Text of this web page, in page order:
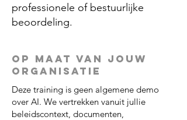
professionele of bestuurlijke
beoordeling.
Op maat van jouw
organisatie
Deze training is geen algemene demo
over AI. We vertrekken vanuit jullie
beleidscontext, documenten,